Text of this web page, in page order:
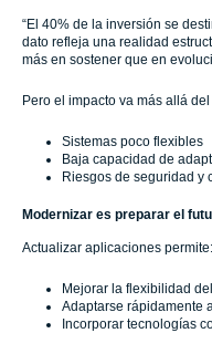
“El 40% de la inversión se
dato refleja una realidad
más en sostener que en
Pero el impacto va más allá
Sistemas poco flexibles
Baja capacidad de
Riesgos de seguridad y
Modernizar es preparar el
Actualizar aplicaciones permite:
Mejorar la flexibilidad
Adaptarse rápidamente
Incorporar tecnologías